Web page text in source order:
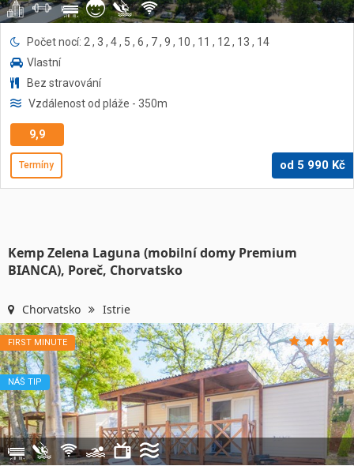
Počet nocí: 2 , 3 , 4 , 5 , 6 , 7 , 9 , 10 , 11 , 12 , 13 , 14
Vlastní
Bez stravování
Vzdálenost od pláže - 350m
9,9
Termíny od 5 990 Kč
Kemp Zelena Laguna (mobilní domy Premium
BIANCA), Poreč, Chorvatsko
Chorvatsko Istrie
FIRST MINUTE
NÁŠ TIP